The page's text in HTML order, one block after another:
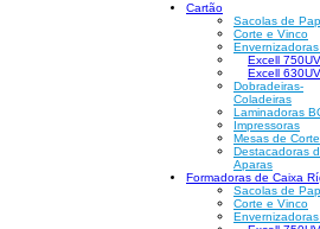
Cartão
Sacolas de
Corte e Vinco
Excell 750UV
Excell 630UV
Dobradeiras-
Coladeiras
Laminadoras
Impressoras
Mesas de Corte
Destacadoras
Aparas
Formadoras de Caixa
Sacolas de
Corte e Vinco